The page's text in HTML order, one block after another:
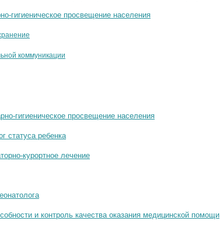
гигиеническое просвещение населения
коммуникации
гигиеническое просвещение населения
статуса ребенка
курортное лечение
и контроль качества оказания медицинской помощи